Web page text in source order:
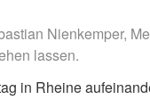
Nienkemper,
lassen.
in Rheine